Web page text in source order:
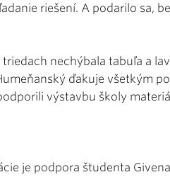
riešení. A podarilo sa,
nechýbala tabuľa a
ďakuje všetkým
výstavbu školy
je podpora študenta